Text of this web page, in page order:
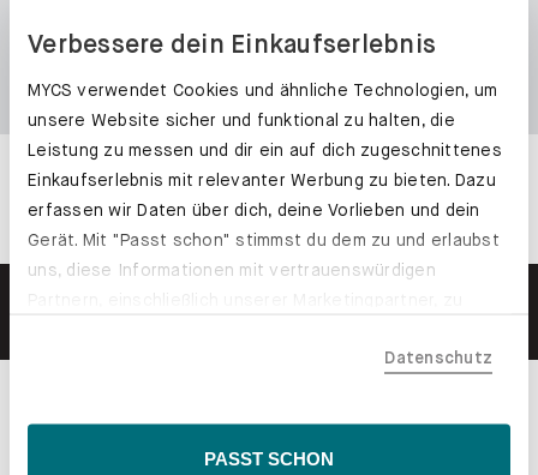
Verbessere dein Einkaufserlebnis
MYCS verwendet Cookies und ähnliche Technologien, um
unsere Website sicher und funktional zu halten, die
Leistung zu messen und dir ein auf dich zugeschnittenes
Einkaufserlebnis mit relevanter Werbung zu bieten. Dazu
erfassen wir Daten über dich, deine Vorlieben und dein
Gerät. Mit "Passt schon" stimmst du dem zu und erlaubst
uns, diese Informationen mit vertrauenswürdigen
der EU, beispielsweise in den USA, verarbeitet werden
Inhalte eingeschränkt sein könnten. Wähle
Datenschutz
PASST SCHON